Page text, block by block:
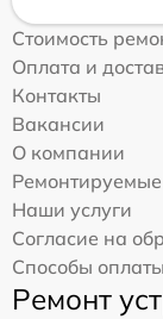
Стоимость
Оплата и
Контакты
Вакансии
О компании
Наши услуги
Согласие на
Способы оплаты
Ремонт